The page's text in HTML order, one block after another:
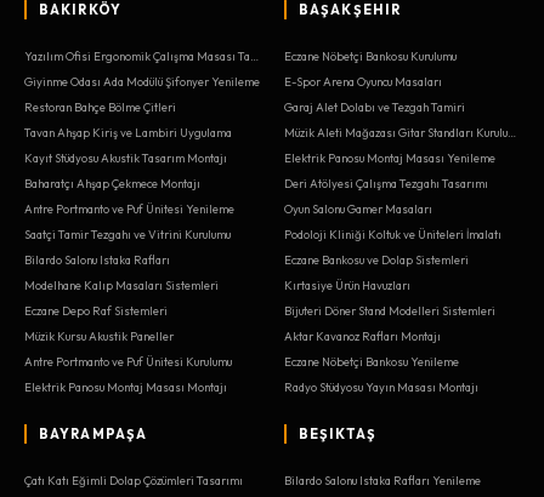
BAKIRKÖY
Giyinme Odası Ada Modülü Şifonyer Yenileme
Restoran Bahçe Bölme Çitleri
Tavan Ahşap Kiriş ve Lambiri Uygulama
Kayıt Stüdyosu Akustik Tasarım Montajı
Baharatçı Ahşap Çekmece Montajı
Antre Portmanto ve Puf Ünitesi Yenileme
Saatçi Tamir Tezgahı ve Vitrini Kurulumu
Bilardo Salonu Istaka Rafları
Modelhane Kalıp Masaları Sistemleri
Eczane Depo Raf Sistemleri
Müzik Kursu Akustik Paneller
Antre Portmanto ve Puf Ünitesi Kurulumu
Elektrik Panosu Montaj Masası Montajı
BAŞAKŞEHIR
Eczane Nöbetçi Bankosu Kurulumu
E-Spor Arena Oyuncu Masaları
Garaj Alet Dolabı ve Tezgah Tamiri
Elektrik Panosu Montaj Masası Yenileme
Deri Atölyesi Çalışma Tezgahı Tasarımı
Oyun Salonu Gamer Masaları
Podoloji Kliniği Koltuk ve Üniteleri İmalatı
Eczane Bankosu ve Dolap Sistemleri
Kırtasiye Ürün Havuzları
Bijuteri Döner Stand Modelleri Sistemleri
Aktar Kavanoz Rafları Montajı
Eczane Nöbetçi Bankosu Yenileme
Radyo Stüdyosu Yayın Masası Montajı
BAYRAMPAŞA
Çatı Katı Eğimli Dolap Çözümleri Tasarımı
BEŞIKTAŞ
Bilardo Salonu Istaka Rafları Yenileme